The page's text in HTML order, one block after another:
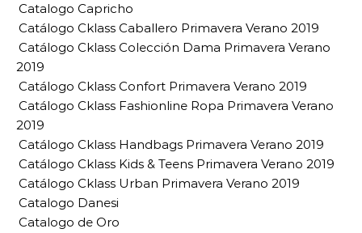
Catalogo Capricho
Catálogo Cklass Caballero Primavera Verano 2019
Catálogo Cklass Colección Dama Primavera Verano
2019
Catálogo Cklass Confort Primavera Verano 2019
Catálogo Cklass Fashionline Ropa Primavera Verano
2019
Catálogo Cklass Handbags Primavera Verano 2019
Catálogo Cklass Kids & Teens Primavera Verano 2019
Catálogo Cklass Urban Primavera Verano 2019
Catalogo Danesi
Catalogo de Oro